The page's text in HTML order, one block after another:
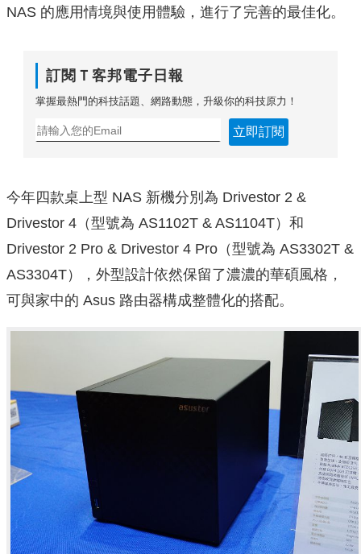
NAS 的應用情境與使用體驗，進行了完善的最佳化。
訂閱Ｔ客邦電子日報
掌握最熱門的科技話題、網路動態，升級你的科技原力！
立即訂閱
今年四款桌上型 NAS 新機分別為 Drivestor 2 &
Drivestor 4（型號為 AS1102T & AS1104T）和
Drivestor 2 Pro & Drivestor 4 Pro（型號為 AS3302T &
AS3304T），外型設計依然保留了濃濃的華碩風格，
可與家中的 Asus 路由器構成整體化的搭配。